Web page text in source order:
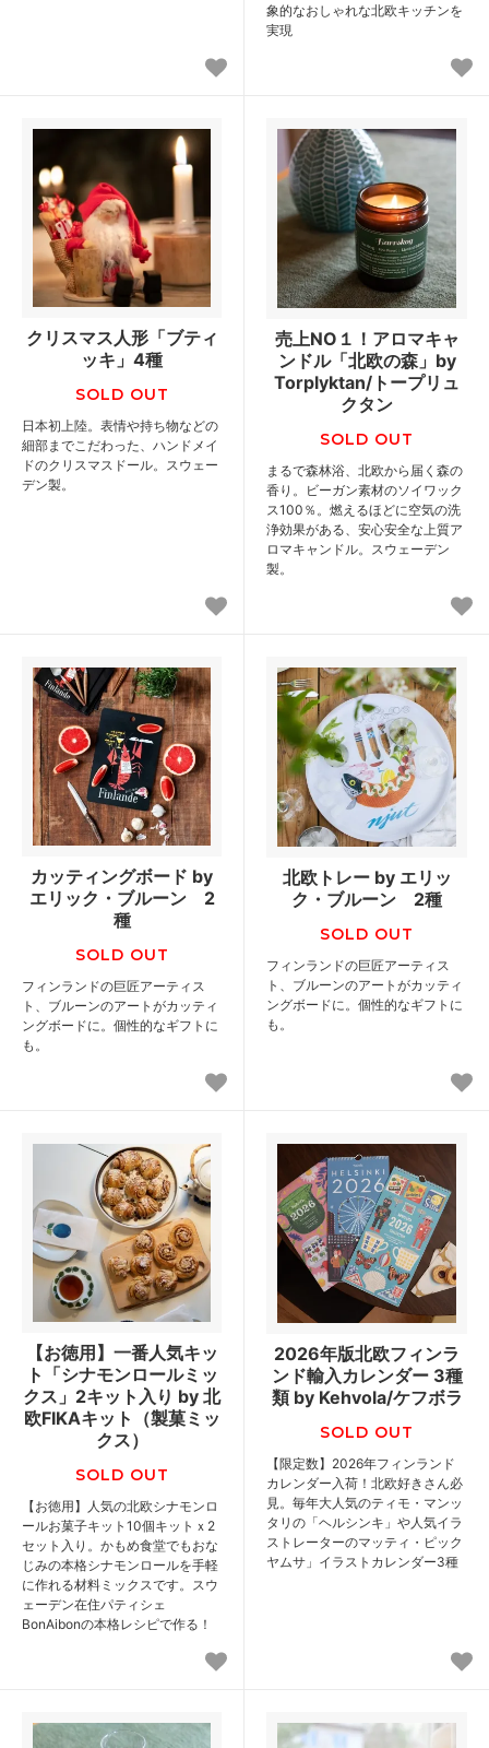
象的なおしゃれな北欧キッチンを
実現
クリスマス人形「ブティ
ッキ」4種
SOLD OUT
日本初上陸。表情や持ち物などの
細部までこだわった、ハンドメイ
ドのクリスマスドール。スウェー
デン製。
売上NO１！アロマキャ
ンドル「北欧の森」by
Torplyktan/トープリュ
クタン
SOLD OUT
まるで森林浴、北欧から届く森の
香り。ビーガン素材のソイワック
ス100％。燃えるほどに空気の洗
浄効果がある、安心安全な上質ア
ロマキャンドル。スウェーデン
製。
カッティングボード by
エリック・ブルーン 2
種
SOLD OUT
フィンランドの巨匠アーティス
ト、ブルーンのアートがカッティ
ングボードに。個性的なギフトに
も。
北欧トレー by エリッ
ク・ブルーン 2種
SOLD OUT
フィンランドの巨匠アーティス
ト、ブルーンのアートがカッティ
ングボードに。個性的なギフトに
も。
【お徳用】一番人気キッ
ト「シナモンロールミッ
クス」2キット入り by 北
欧FIKAキット（製菓ミッ
クス）
SOLD OUT
【お徳用】人気の北欧シナモンロ
ールお菓子キット10個キットｘ2
セット入り。かもめ食堂でもおな
じみの本格シナモンロールを手軽
に作れる材料ミックスです。スウ
ェーデン在住パティシェ
BonAibonの本格レシピで作る！
2026年版北欧フィンラ
ンド輸入カレンダー 3種
類 by Kehvola/ケフボラ
SOLD OUT
【限定数】2026年フィンランド
カレンダー入荷！北欧好きさん必
見。毎年大人気のティモ・マンッ
タリの「ヘルシンキ」や人気イラ
ストレーターのマッティ・ピック
ヤムサ」イラストカレンダー3種